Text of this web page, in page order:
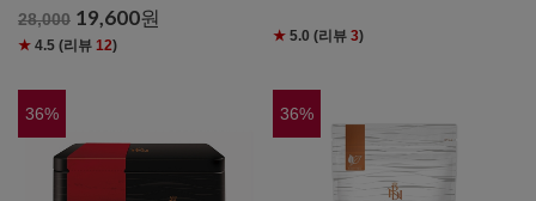
28,000 19,600원
★ 4.5 (리뷰 12)
★ 5.0 (리뷰3)
36% 36%